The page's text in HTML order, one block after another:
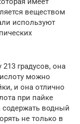
веществом
используют
213 градусов, она
можно
и она отлично
при пайке
водный
не только в